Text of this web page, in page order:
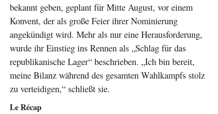
bekannt geben, geplant für Mitte August, vor einem
Konvent, der als große Feier ihrer Nominierung
angekündigt wird. Mehr als nur eine Herausforderung,
wurde ihr Einstieg ins Rennen als „Schlag für das
republikanische Lager“ beschrieben. „Ich bin bereit,
meine Bilanz während des gesamten Wahlkampfs stolz
zu verteidigen,“ schließt sie.
Le Récap